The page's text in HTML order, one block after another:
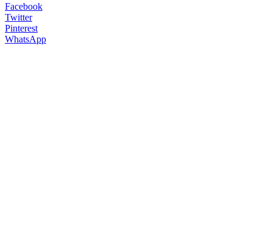
Facebook
Twitter
Pinterest
WhatsApp